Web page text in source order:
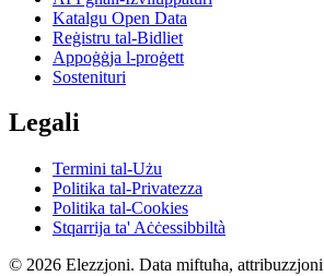
Katalgu Open Data
Reġistru tal-Bidliet
Appoġġja l-proġett
Sostenituri
Legali
Termini tal-Użu
Politika tal-Privatezza
Politika tal-Cookies
Stqarrija ta' Aċċessibbiltà
© 2026 Elezzjoni. Data miftuħa, attribuzzjoni